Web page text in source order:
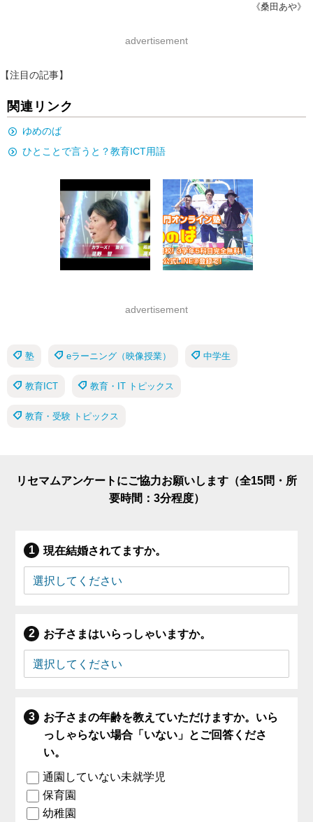
《桑田あや》
advertisement
【注目の記事】
関連リンク
ゆめのば
ひとことで言うと？教育ICT用語
advertisement
塾 eラーニング（映像授業） 中学生
教育ICT 教育・IT トピックス
教育・受験 トピックス
リセマムアンケートにご協力お願いします（全15問・所
要時間：3分程度）
現在結婚されてますか。
お子さまはいらっしゃいますか。
お子さまの年齢を教えていただけますか。いら
っしゃらない場合「いない」とご回答くださ
い。
通園していない未就学児
保育園
幼稚園